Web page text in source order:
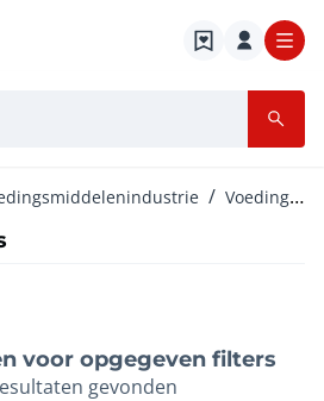
Voedingsmiddelenmachines
voor opgegeven filters
gevonden